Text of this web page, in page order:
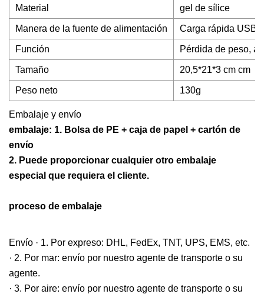
Material gel de sílice
Manera de la fuente de alimentación Carga rápida USB
Función Pérdida de peso,
Tamaño 20,5*21*3 cm cm
Peso neto 130g
Embalaje y envío
embalaje: 1. Bolsa de PE + caja de papel + cartón de
envío
2. Puede proporcionar cualquier otro embalaje
especial que requiera el cliente.
proceso de embalaje
Envío · 1. Por expreso: DHL, FedEx, TNT, UPS, EMS, etc.
· 2. Por mar: envío por nuestro agente de transporte o su
agente.
· 3. Por aire: envío por nuestro agente de transporte o su